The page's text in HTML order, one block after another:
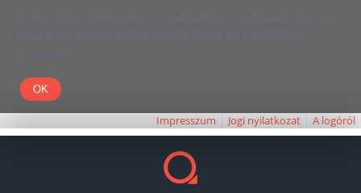
Kedves Olvasó! Weboldalunk böngészésével Ön elfogadja, hogy a
felhasználói élmény javítása céljából cookie-kat használunk.
Köszönjük!
Impresszum Jogi nyilatkozat A logóról